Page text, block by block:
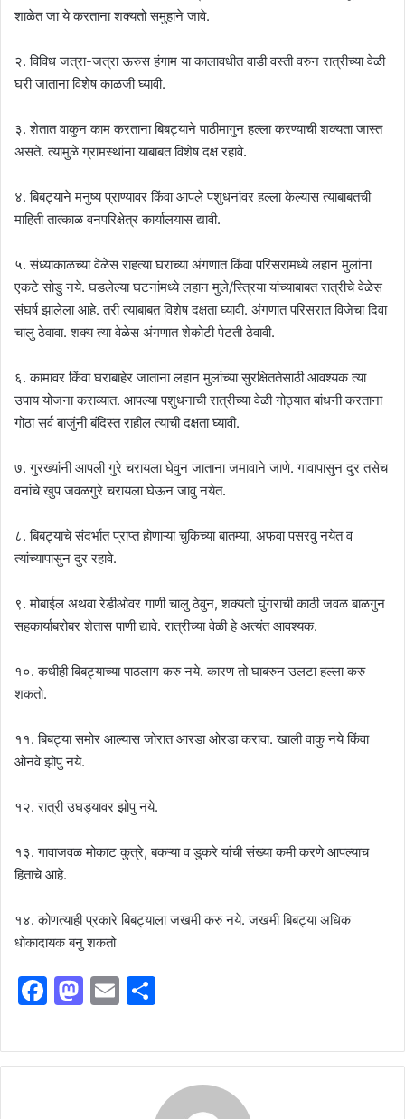
शाळेत जा ये करताना शक्यतो समुहाने जावे.
२. विविध जत्रा-जत्रा ऊरुस हंगाम या कालावधीत वाडी वस्ती वरुन रात्रीच्या वेळी
घरी जाताना विशेष काळजी घ्यावी.
३. शेतात वाकुन काम करताना बिबट्याने पाठीमागुन हल्ला करण्याची शक्यता जास्त
असते. त्यामुळे ग्रामस्थांना याबाबत विशेष दक्ष रहावे.
४. बिबट्याने मनुष्य प्राण्यावर किंवा आपले पशुधनांवर हल्ला केल्यास त्याबाबतची
माहिती तात्काळ वनपरिक्षेत्र कार्यालयास द्यावी.
५. संध्याकाळच्या वेळेस राहत्या घराच्या अंगणात किंवा परिसरामध्ये लहान मुलांना
एकटे सोडु नये. घडलेल्या घटनांमध्ये लहान मुले/स्त्रिया यांच्याबाबत रात्रीचे वेळेस
संघर्ष झालेला आहे. तरी त्याबाबत विशेष दक्षता घ्यावी. अंगणात परिसरात विजेचा दिवा
चालु ठेवावा. शक्य त्या वेळेस अंगणात शेकोटी पेटती ठेवावी.
६. कामावर किंवा घराबाहेर जाताना लहान मुलांच्या सुरक्षिततेसाठी आवश्यक त्या
उपाय योजना कराव्यात. आपल्या पशुधनाची रात्रीच्या वेळी गोठ्यात बांधनी करताना
गोठा सर्व बाजुंनी बंदिस्त राहील त्याची दक्षता घ्यावी.
७. गुरख्यांनी आपली गुरे चरायला घेवुन जाताना जमावाने जाणे. गावापासुन दुर तसेच
वनांचे खुप जवळगुरे चरायला घेऊन जावु नयेत.
८. बिबट्याचे संदर्भात प्राप्त होणाऱ्या चुकिच्या बातम्या, अफवा पसरवु नयेत व
त्यांच्यापासुन दुर रहावे.
९. मोबाईल अथवा रेडीओवर गाणी चालु ठेवुन, शक्यतो घुंगराची काठी जवळ बाळगुन
सहकार्याबरोबर शेतास पाणी द्यावे. रात्रीच्या वेळी हे अत्यंत आवश्यक.
१०. कधीही बिबट्याच्या पाठलाग करु नये. कारण तो घाबरुन उलटा हल्ला करु
शकतो.
११. बिबट्या समोर आल्यास जोरात आरडा ओरडा करावा. खाली वाकु नये किंवा
ओनवे झोपु नये.
१२. रात्री उघड्यावर झोपु नये.
१३. गावाजवळ मोकाट कुत्रे, बकऱ्या व डुकरे यांची संख्या कमी करणे आपल्याच
हिताचे आहे.
१४. कोणत्याही प्रकारे बिबट्याला जखमी करु नये. जखमी बिबट्या अधिक
धोकादायक बनु शकतो
F
c
e
M
st
o
E
ai
l
ar
e